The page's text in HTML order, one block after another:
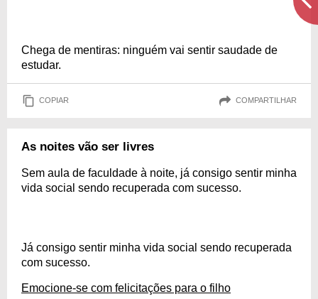
Chega de mentiras: ninguém vai sentir saudade de
estudar.
COPIAR COMPARTILHAR
As noites vão ser livres
Sem aula de faculdade à noite, já consigo sentir minha
vida social sendo recuperada com sucesso.
Já consigo sentir minha vida social sendo recuperada
com sucesso.
Emocione-se com felicitações para o filho